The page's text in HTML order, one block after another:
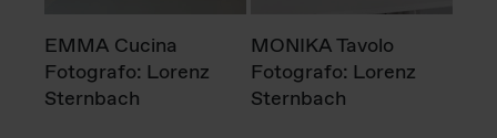
EMMA Cucina
Fotografo: Lorenz
Sternbach
MONIKA Tavolo
Fotografo: Lorenz
Sternbach